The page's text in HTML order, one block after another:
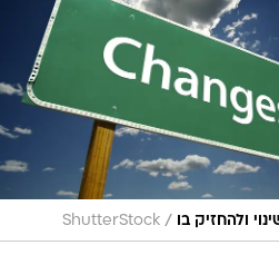
ולהחזיק בו /
ShutterStock